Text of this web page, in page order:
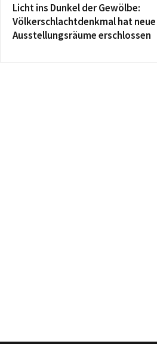
Licht ins Dunkel der Gewölbe:
Völkerschlachtdenkmal hat neue
Ausstellungsräume erschlossen